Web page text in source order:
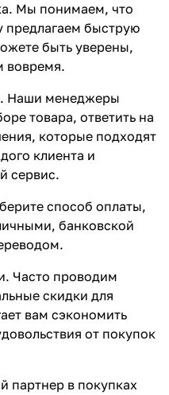
Мы понимаем, что
предлагаем быструю
быть уверены,
вовремя.
Наши менеджеры
товара, ответить на
которые подходят
клиента и
сервис.
способ оплаты,
банковской
Часто проводим
скидки для
вам сэкономить
от покупок
партнер в покупках